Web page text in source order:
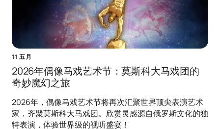
11 五月
2026年偶像马戏艺术节：莫斯科大马戏团的
奇妙魔幻之旅
2026年，偶像马戏艺术节将再次汇聚世界顶尖表演艺术
家，齐聚莫斯科大马戏团。欣赏灵感源自俄罗斯文化的独
特表演，体验世界级的视听盛宴！